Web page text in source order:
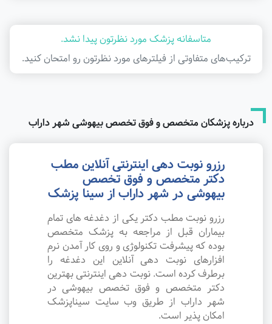
متاسفانه پزشک مورد نظرتون پیدا نشد.
ترکیب‌های متفاوتی از فیلتر‌های مورد نظرتون رو امتحان کنید.
درباره پزشکان متخصص و فوق تخصص بیهوشی شهر داراب
رزرو نوبت دهی اینترنتی آنلاین مطب
دکتر متخصص و فوق تخصص
بیهوشی در شهر داراب از سینا پزشک
رزرو نوبت مطب دکتر یکی از دغدغه های تمام
بیماران قبل از مراجعه به پزشک متخصص
بوده که پیشرفت تکنولوژی و روی کار آمدن نرم
افزارهای نوبت دهی آنلاین این دغدغه را
برطرف کرده است. نوبت دهی اینترنتی بهترین
دکتر متخصص و فوق تخصص بیهوشی در
شهر داراب از طریق وب سایت سیناپزشک
امکان پذیر است.